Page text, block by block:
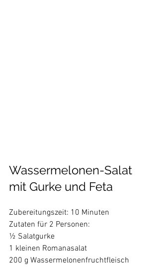
Wassermelonen-Salat
mit Gurke und Feta
Zubereitungszeit: 10 Minuten
Zutaten für 2 Personen:
½ Salatgurke
1 kleinen Romanasalat
200 g Wassermelonenfruchtfleisch